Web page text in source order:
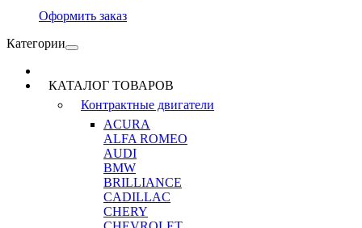
Оформить заказ
Категории
КАТАЛОГ ТОВАРОВ
Контрактные двигатели
ACURA
ALFA ROMEO
AUDI
BMW
BRILLIANCE
CADILLAC
CHERY